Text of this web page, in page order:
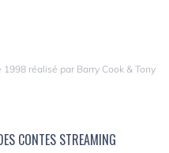
réalisé par Barry Cook & Tony
CONTES STREAMING